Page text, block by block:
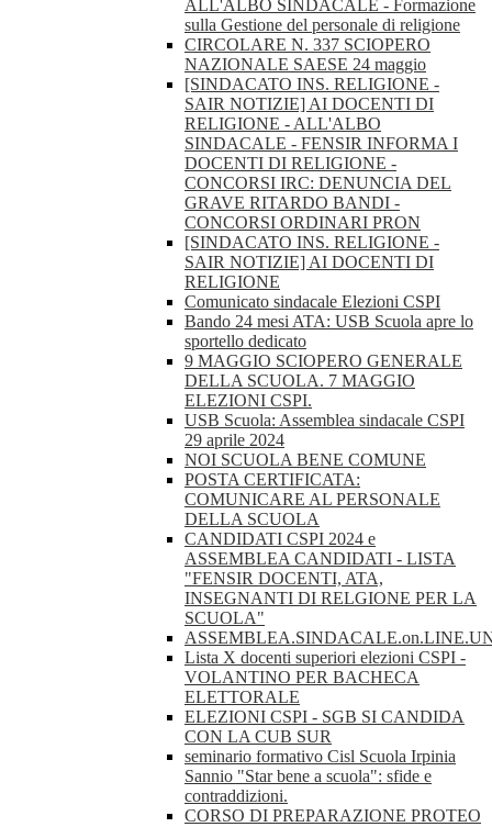
ALL'ALBO SINDACALE - Formazione
sulla Gestione del personale di religione
CIRCOLARE N. 337 SCIOPERO
NAZIONALE SAESE 24 maggio
[SINDACATO INS. RELIGIONE -
SAIR NOTIZIE] AI DOCENTI DI
RELIGIONE - ALL'ALBO
SINDACALE - FENSIR INFORMA I
DOCENTI DI RELIGIONE -
CONCORSI IRC: DENUNCIA DEL
GRAVE RITARDO BANDI -
CONCORSI ORDINARI PRON
[SINDACATO INS. RELIGIONE -
SAIR NOTIZIE] AI DOCENTI DI
RELIGIONE
Comunicato sindacale Elezioni CSPI
Bando 24 mesi ATA: USB Scuola apre lo
sportello dedicato
9 MAGGIO SCIOPERO GENERALE
DELLA SCUOLA. 7 MAGGIO
ELEZIONI CSPI.
USB Scuola: Assemblea sindacale CSPI
29 aprile 2024
NOI SCUOLA BENE COMUNE
POSTA CERTIFICATA:
COMUNICARE AL PERSONALE
DELLA SCUOLA
CANDIDATI CSPI 2024 e
ASSEMBLEA CANDIDATI - LISTA
"FENSIR DOCENTI, ATA,
INSEGNANTI DI RELGIONE PER LA
SCUOLA"
Lista X docenti superiori elezioni CSPI -
VOLANTINO PER BACHECA
ELETTORALE
ELEZIONI CSPI - SGB SI CANDIDA
CON LA CUB SUR
seminario formativo Cisl Scuola Irpinia
Sannio "Star bene a scuola": sfide e
contraddizioni.
CORSO DI PREPARAZIONE PROTEO